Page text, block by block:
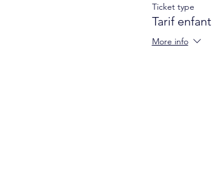
Ticket type
Tarif enfant
More info